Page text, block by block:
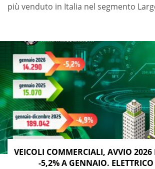
più venduto in Italia nel segmento
VEICOLI COMMERCIALI, AVVIO 2026
-5,2% A GENNAIO.